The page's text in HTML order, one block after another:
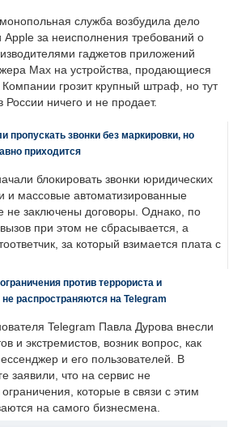
служба возбудила дело
Apple за неисполнения требований о
гаджетов приложений
Max на устройства, продающиеся
грозит крупный штраф, но тут
России ничего и не продает.
пропускать звонки без маркировки, но
приходится
блокировать звонки юридических
и массовые автоматизированные
не заключены договоры. Однако, по
при этом не сбрасывается, а
за который взимается плата с
против террориста и
распространяются на Telegram
Telegram Павла Дурова внесли
и экстремистов, возник вопрос, как
и его пользователей. В
заявили, что на сервис не
которые в связи с этим
на самого бизнесмена.